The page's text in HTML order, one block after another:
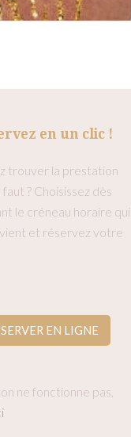
en un clic !
trouver la prestation
faut ? Choisissez dès
le créneau horaire qui
et réservez votre
EN LIGNE
ne fonctionne pas,